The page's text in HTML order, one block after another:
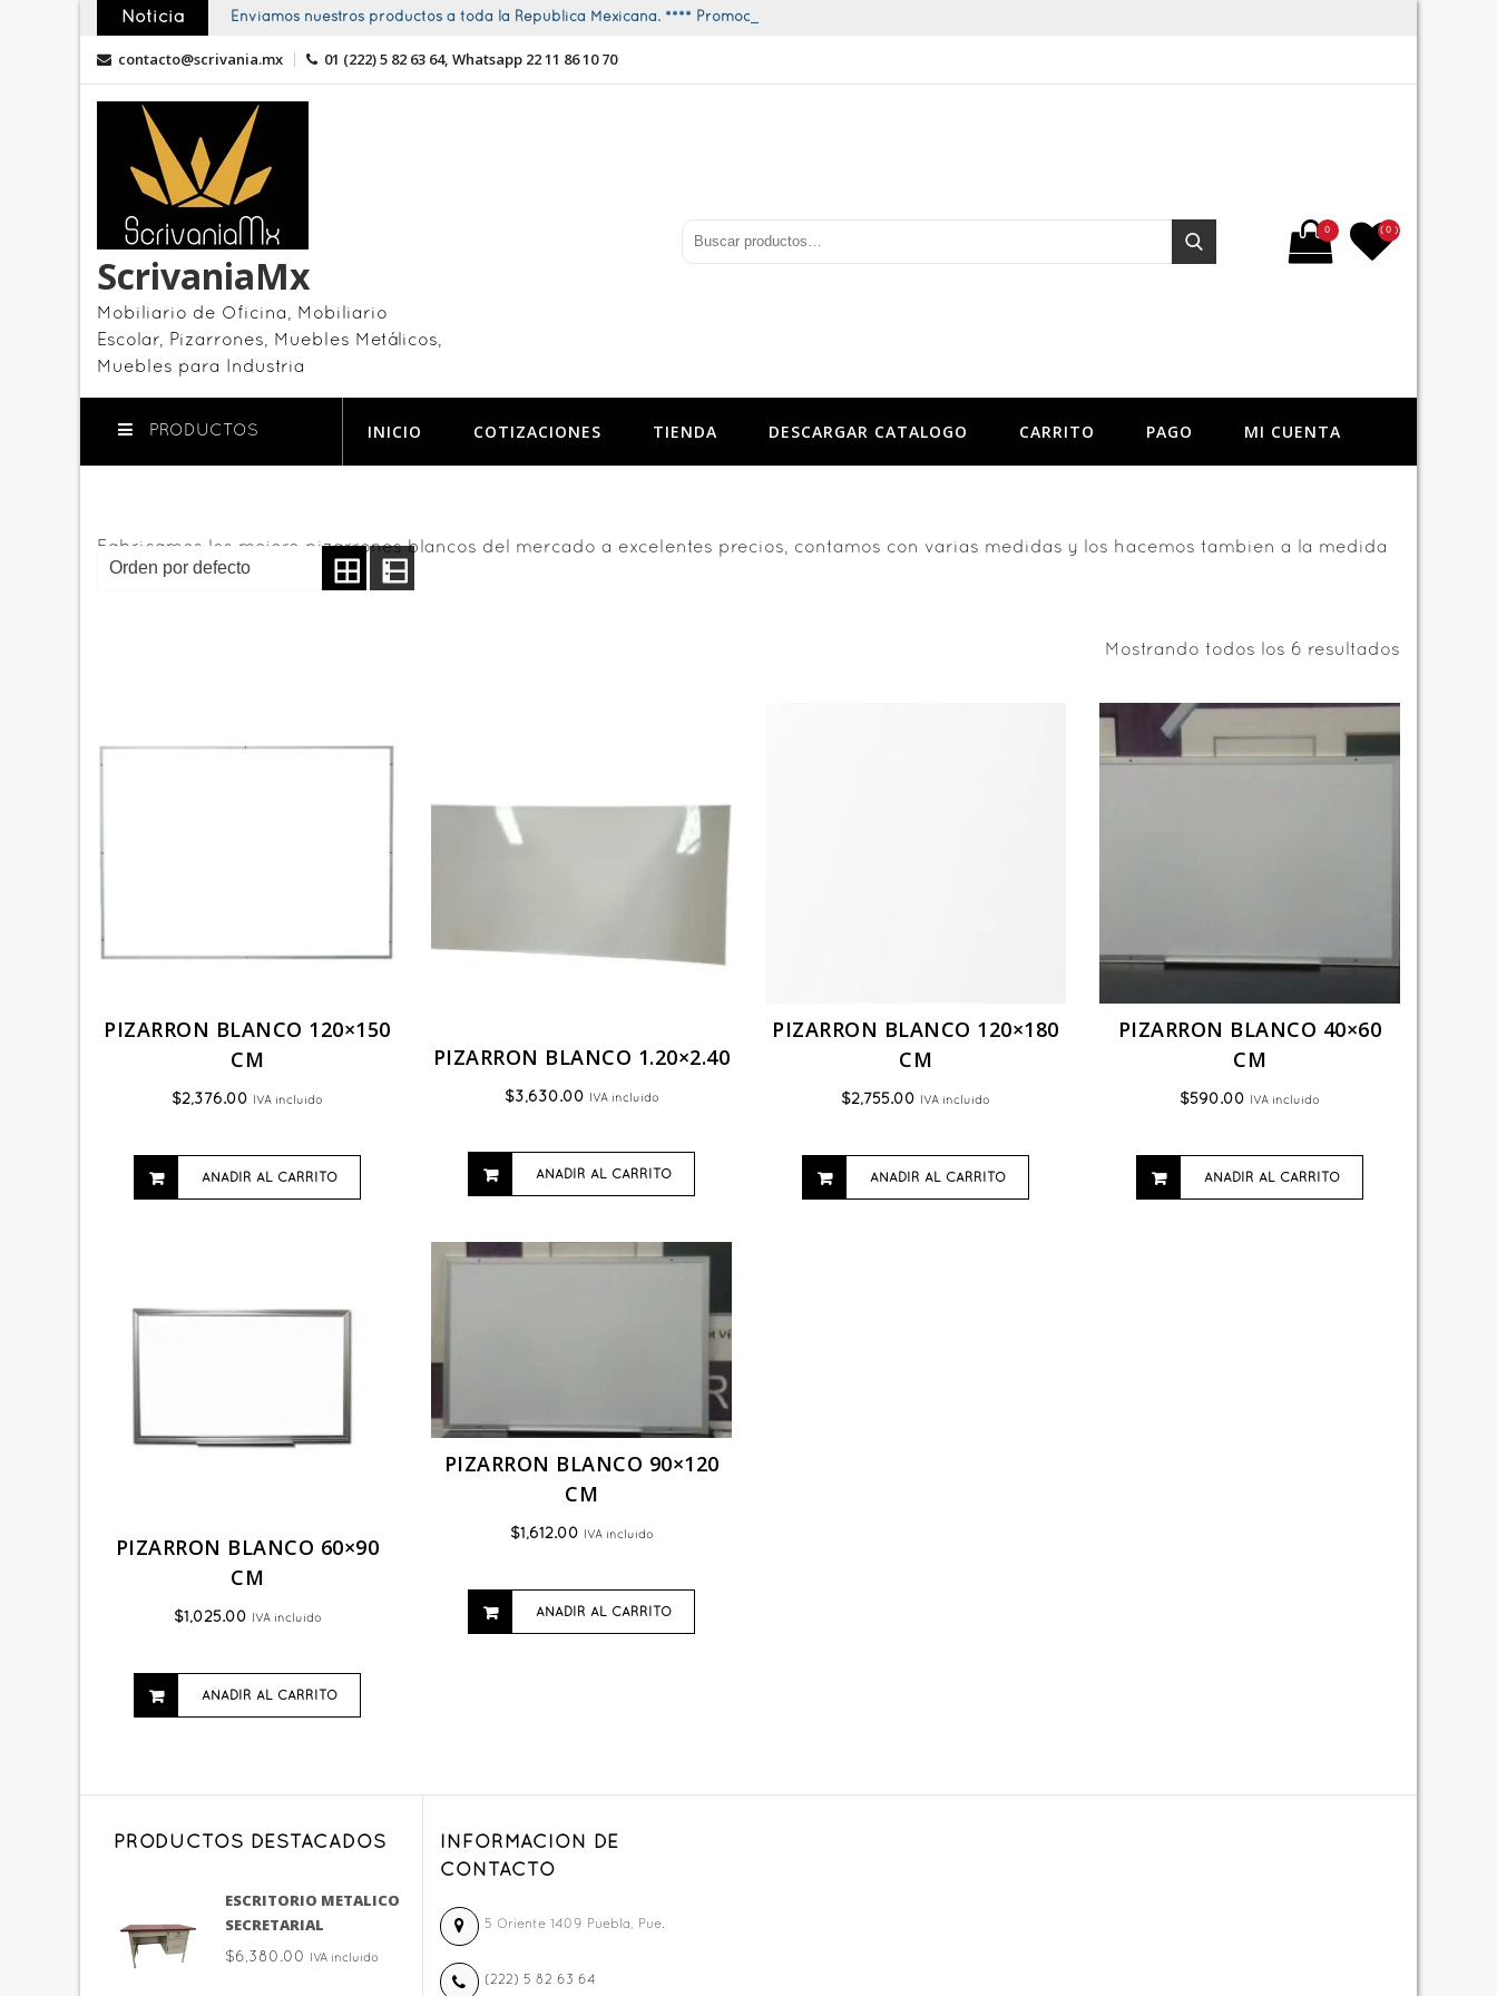
content
Noticia Enviamos nuestros productos a toda la República Mexicana. **** Promociones todo el año ****
contacto@scrivania.mx 01 (222) 5 82 63 64, Whatsapp 22 11 86 10 70
ScrivaniaMx
Mobiliario de Oficina, Mobiliario
Escolar, Pizarrones, Muebles Metálicos,
Muebles para Industria
Buscar por:
Buscar
0 ( 0 )
PRODUCTOS INICIO COTIZACIONES TIENDA DESCARGAR CATALOGO CARRITO PAGO MI CUENTA
Fabricamos los mejore pizarrones blancos del mercado a excelentes precios, contamos con varias medidas y los hacemos tambien a la medida
que tu necesites
Mostrando todos los 6 resultados
PIZARRON BLANCO 120×150
CM
$2,376.00 IVA incluido
AÑADIR AL CARRITO
PIZARRON BLANCO 1.20×2.40
$3,630.00 IVA incluido
AÑADIR AL CARRITO
PIZARRON BLANCO 120×180
CM
$2,755.00 IVA incluido
AÑADIR AL CARRITO
PIZARRON BLANCO 40×60
CM
$590.00 IVA incluido
AÑADIR AL CARRITO
PIZARRON BLANCO 60×90
CM
$1,025.00 IVA incluido
AÑADIR AL CARRITO
PIZARRON BLANCO 90×120
CM
$1,612.00 IVA incluido
AÑADIR AL CARRITO
PRODUCTOS DESTACADOS
ESCRITORIO METALICO
SECRETARIAL
$6,380.00 IVA incluido
INFORMACION DE
CONTACTO
5 Oriente 1409 Puebla, Pue.
(222) 5 82 63 64